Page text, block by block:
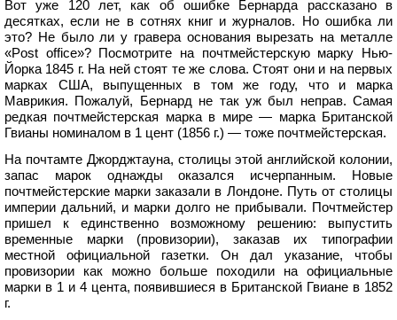
Вот уже 120 лет, как об ошибке Бернарда рассказано в
десятках, если не в сотнях книг и журналов. Но ошибка ли
это? Не было ли у гравера основания вырезать на металле
«Post office»? Посмотрите на почтмейстерскую марку Нью-
Йорка 1845 г. На ней стоят те же слова. Стоят они и на первых
марках США, выпущенных в том же году, что и марка
Маврикия. Пожалуй, Бернард не так уж был неправ. Самая
редкая почтмейстерская марка в мире — марка Британской
Гвианы номиналом в 1 цент (1856 г.) — тоже почтмейстерская.
На почтамте Джорджтауна, столицы этой английской колонии,
запас марок однажды оказался исчерпанным. Новые
почтмейстерские марки заказали в Лондоне. Путь от столицы
империи дальний, и марки долго не прибывали. Почтмейстер
пришел к единственно возможному решению: выпустить
временные марки (провизории), заказав их типографии
местной официальной газетки. Он дал указание, чтобы
провизории как можно больше походили на официальные
марки в 1 и 4 цента, появившиеся в Британской Гвиане в 1852
г.